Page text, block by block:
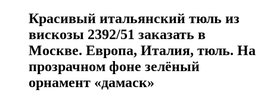
Красивый итальянский тюль из
вискозы 2392/51 заказать в
Москве. Европа, Италия, тюль. На
прозрачном фоне зелёный
орнамент «дамаск»